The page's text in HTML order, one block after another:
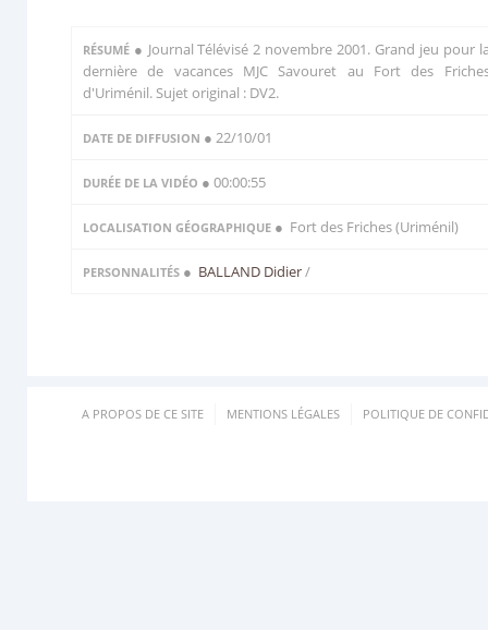
RÉSUMÉ ● Journal Télévisé 2 novembre 2001. Grand jeu pour
dernière de vacances MJC Savouret au Fort des
d'Uriménil. Sujet original : DV2.
DATE DE DIFFUSION ● 22/10/01
DURÉE DE LA VIDÉO ● 00:00:55
LOCALISATION GÉOGRAPHIQUE ● Fort des Friches (Uriménil)
PERSONNALITÉS ● BALLAND Didier/
A PROPOS DE CE SITE MENTIONS LÉGALES POLITIQUE DE